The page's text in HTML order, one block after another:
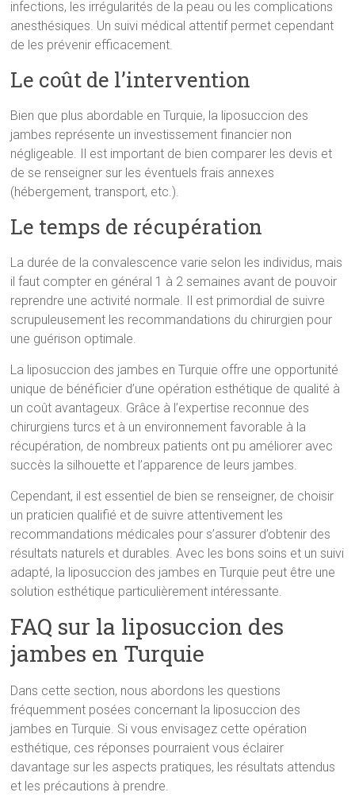
infections, les irrégularités de la peau ou les complications
anesthésiques. Un suivi médical attentif permet cependant
de les prévenir efficacement.
Le coût de l’intervention
Bien que plus abordable en Turquie, la liposuccion des
jambes représente un investissement financier non
négligeable. Il est important de bien comparer les devis et
de se renseigner sur les éventuels frais annexes
(hébergement, transport, etc.).
Le temps de récupération
La durée de la convalescence varie selon les individus, mais
il faut compter en général 1 à 2 semaines avant de pouvoir
reprendre une activité normale. Il est primordial de suivre
scrupuleusement les recommandations du chirurgien pour
une guérison optimale.
La liposuccion des jambes en Turquie offre une opportunité
unique de bénéficier d’une opération esthétique de qualité à
un coût avantageux. Grâce à l’expertise reconnue des
chirurgiens turcs et à un environnement favorable à la
récupération, de nombreux patients ont pu améliorer avec
succès la silhouette et l’apparence de leurs jambes.
Cependant, il est essentiel de bien se renseigner, de choisir
un praticien qualifié et de suivre attentivement les
recommandations médicales pour s’assurer d’obtenir des
résultats naturels et durables. Avec les bons soins et un suivi
adapté, la liposuccion des jambes en Turquie peut être une
solution esthétique particulièrement intéressante.
FAQ sur la liposuccion des
jambes en Turquie
Dans cette section, nous abordons les questions
fréquemment posées concernant la liposuccion des
jambes en Turquie. Si vous envisagez cette opération
esthétique, ces réponses pourraient vous éclairer
davantage sur les aspects pratiques, les résultats attendus
et les précautions à prendre.